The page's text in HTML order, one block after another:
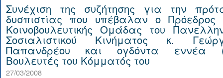
Συνέχιση της συζήτησης για την
δυσπιστίας που υπέβαλαν ο Πρόεδρος
Κοινοβουλευτικής Ομάδας του
Σοσιαλιστικού Κινήματος κ.
Παπανδρέου και ογδόντα εννέα
Βουλευτές του Κόμματός του
27/03/2008